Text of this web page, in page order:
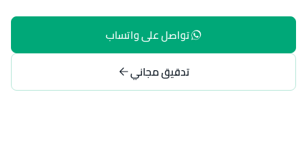
تواصل على واتساب
تدقيق مجاني